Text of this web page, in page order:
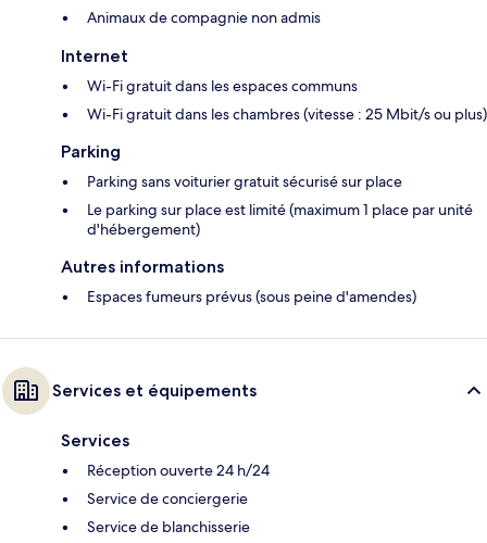
Animaux de compagnie non admis
Internet
Wi-Fi gratuit dans les espaces communs
Wi-Fi gratuit dans les chambres (vitesse : 25 Mbit/s ou plus)
Parking
Parking sans voiturier gratuit sécurisé sur place
Le parking sur place est limité (maximum 1 place par unité
d'hébergement)
Autres informations
Espaces fumeurs prévus (sous peine d'amendes)
Services et équipements
Services
Réception ouverte 24 h/24
Service de conciergerie
Service de blanchisserie